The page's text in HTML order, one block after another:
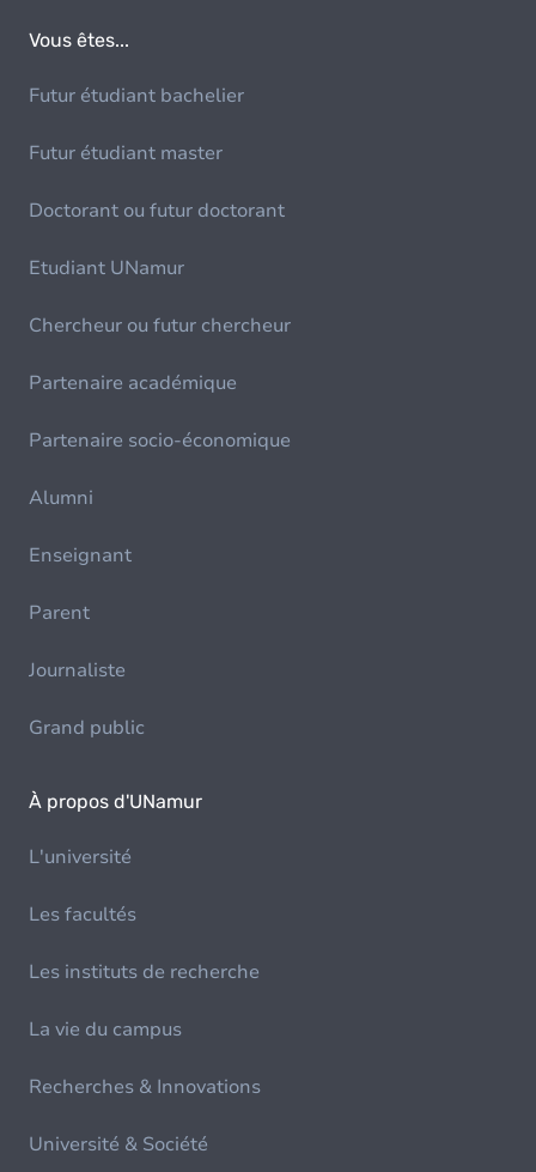
Vous êtes...
Futur étudiant bachelier
Futur étudiant master
Doctorant ou futur doctorant
Etudiant UNamur
Chercheur ou futur chercheur
Partenaire académique
Partenaire socio-économique
Alumni
Enseignant
Parent
Journaliste
Grand public
À propos d'UNamur
L'université
Les facultés
Les instituts de recherche
La vie du campus
Recherches & Innovations
Université & Société